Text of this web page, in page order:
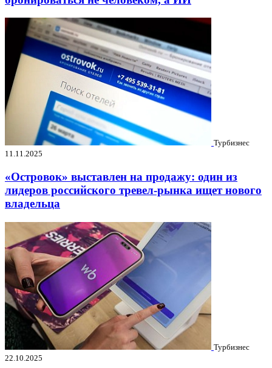
Турбизнес
11.11.2025
«Островок» выставлен на продажу: один из
лидеров российского тревел-рынка ищет нового
владельца
Турбизнес
22.10.2025